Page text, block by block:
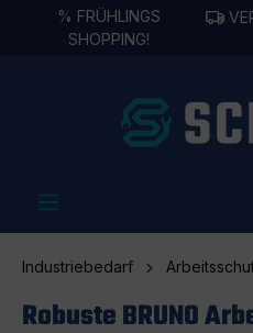
springen
% FRÜHLINGS
SHOPPING!
Industriebedarf
Robuste BRUNO